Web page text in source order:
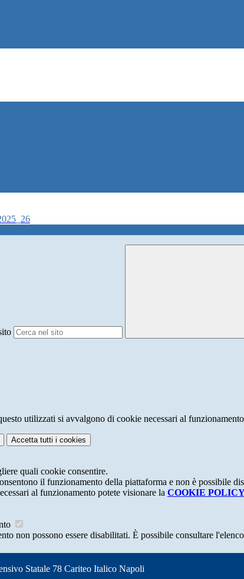
utilizzati si avvalgono di cookie necessari al
Accetta tutti i cookies
quali cookie consentire.
il funzionamento della piattaforma e non è possibile
al funzionamento potete visionare la COOKIE
non possono essere disabilitati. È possibile consultare
Statale 78 Cariteo Italico Napoli